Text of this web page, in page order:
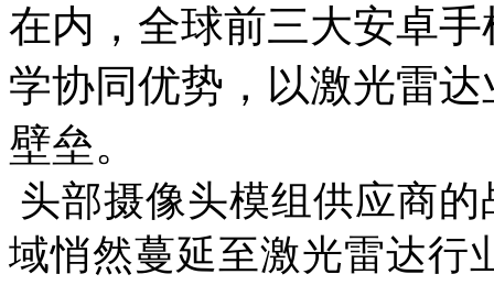
在内，全球前三大安卓
学协同优势，以激光雷
壁垒。
头部摄像头模组供应商
域悄然蔓延至激光雷达行